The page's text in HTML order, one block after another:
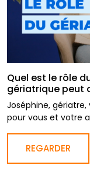
Quel est le rôle
gériatrique peut
Joséphine,
pour vous et votre
REGARDER